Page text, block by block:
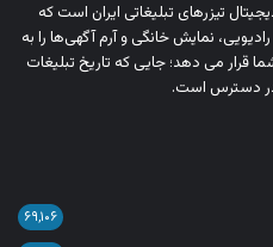
تیزرهای تبلیغاتی ایران است که
نمایش خانگی و آرم‌ آگهی‌ها را به‌
قرار می‌ دهد؛ جایی که تاریخ تبلیغات
دسترس است.
۶۹,۱۰۶